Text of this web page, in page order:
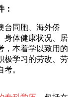
：
台同胞、海外侨
身体健康状况、居
，本着学以致用的
极学习的劳改、劳
。